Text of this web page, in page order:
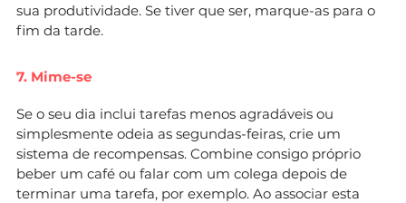
sua produtividade. Se tiver que ser, marque-as para o
fim da tarde.
7. Mime-se
Se o seu dia inclui tarefas menos agradáveis ou
simplesmente odeia as segundas-feiras, crie um
sistema de recompensas. Combine consigo próprio
beber um café ou falar com um colega depois de
terminar uma tarefa, por exemplo. Ao associar esta